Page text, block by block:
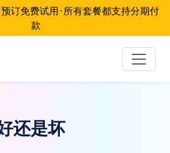
订免费试用 · 所有套餐都支持分期付
款
还是坏